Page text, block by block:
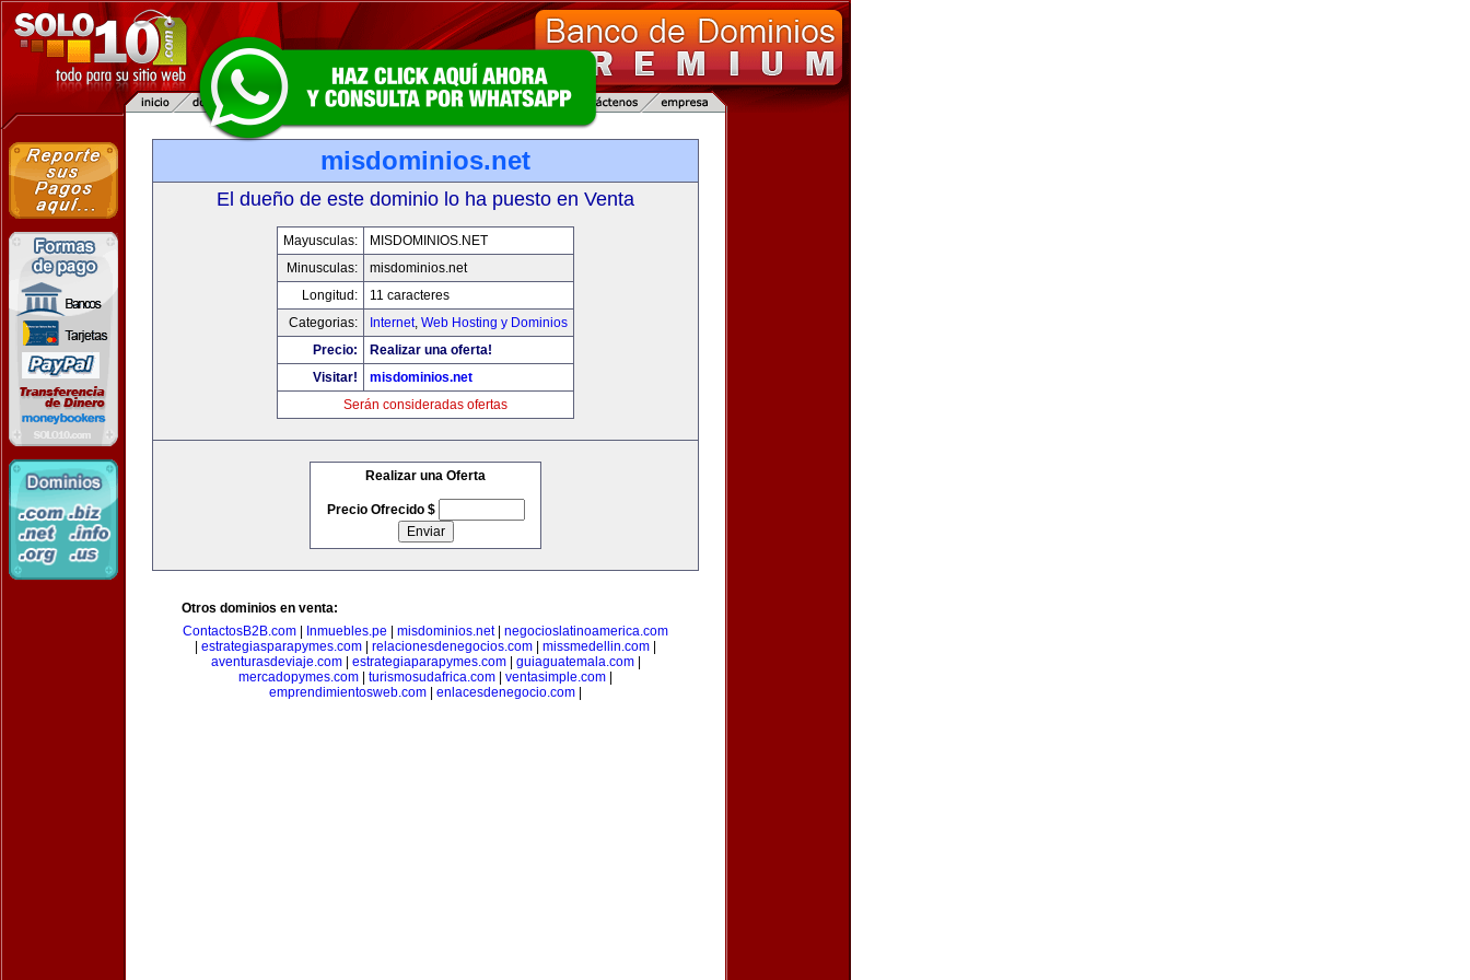
misdominios.net
El dueño de este dominio lo ha puesto en Venta
Mayusculas:
MISDOMINIOS.NET
Minusculas:
misdominios.net
Longitud:
11 caracteres
Categorias:
Internet, Web Hosting y Dominios
Precio:
Realizar una oferta!
Visitar!
misdominios.net
Serán consideradas ofertas
Realizar una Oferta
Precio Ofrecido $
Otros dominios en venta:
ContactosB2B.com
Inmuebles.pe misdominios.net| negocioslatinoamerica.com
estrategiasparapymes.com relacionesdenegocios.com missmedellin.com
aventurasdeviaje.com| estrategiaparapymes.com| guiaguatemala.com|
mercadopymes.com
turismosudafrica.com ventasimple.com
emprendimientosweb.com
enlacesdenegocio.com